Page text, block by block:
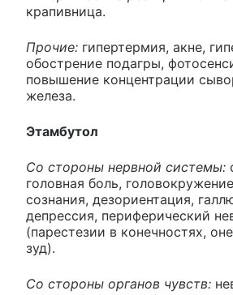
крапивница.
Прочие: гипертермия, акне,
обострение подагры,
повышение концентрации
железа.
Этамбутол
Со стороны нервной системы:
головная боль,
сознания, дезориентация,
депрессия, периферический
(парестезии в конечностях,
зуд).
Со стороны органов чувств: